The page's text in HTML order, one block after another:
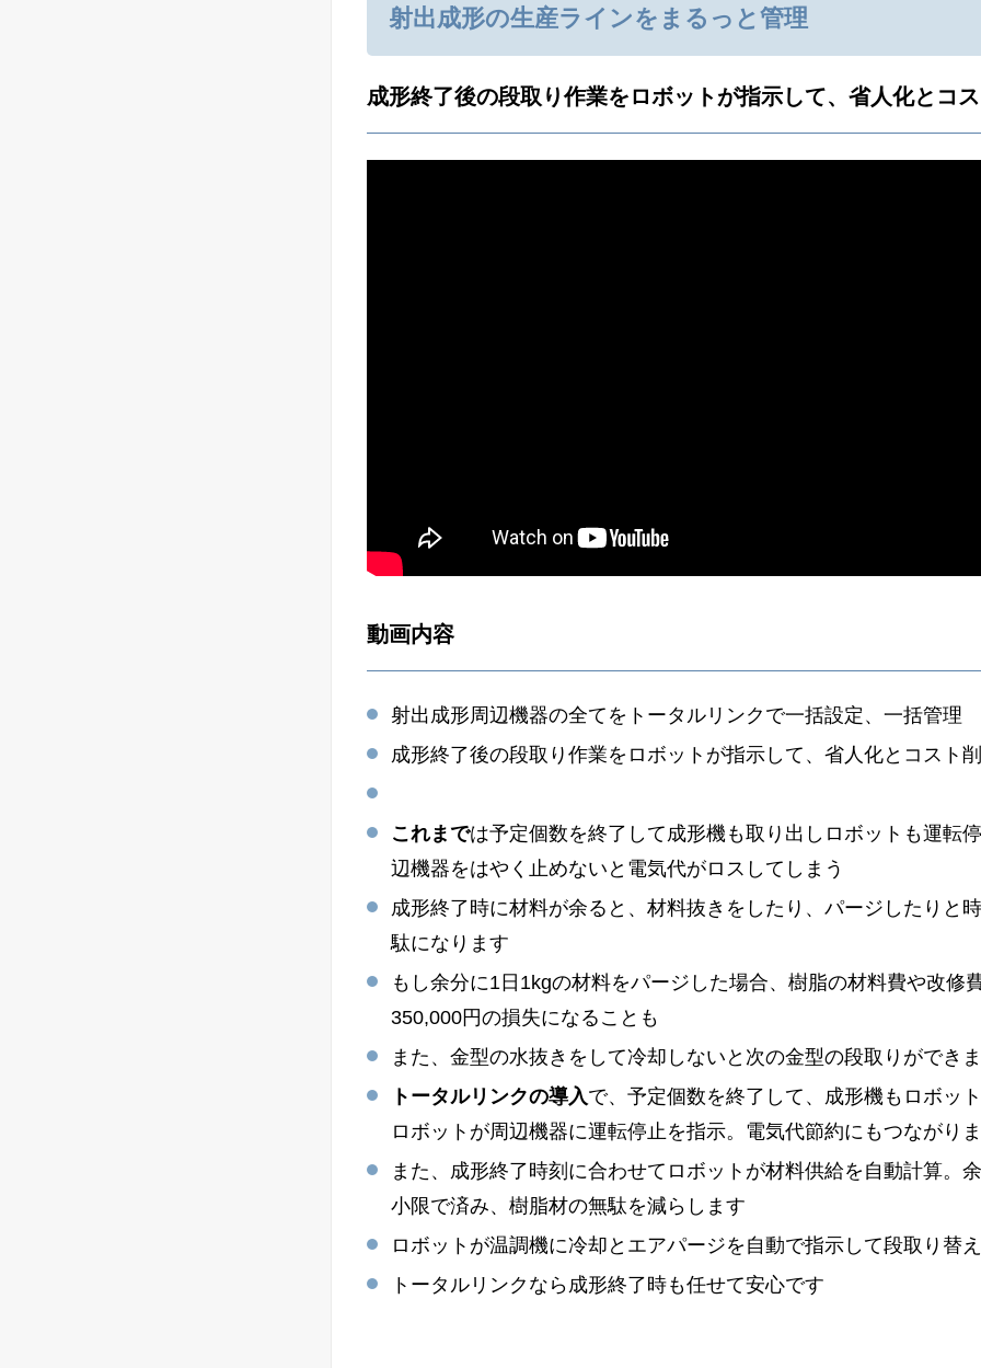
射出成形の生産ラインをまるっと管理
成形終了後の段取り作業をロボットが指示して、省人化とコ
動画内容
射出成形周辺機器の全てをトータルリンクで一括設定、一括管理
成形終了後の段取り作業をロボットが指示して、省人化とコスト
これまでは予定個数を終了して成形機も取り出しロボットも運転
辺機器をはやく止めないと電気代がロスしてしまう
成形終了時に材料が余ると、材料抜きをしたり、パージしたりと
駄になります
もし余分に1日1kgの材料をパージした場合、樹脂の材料費や改修
350,000円の損失になることも
また、金型の水抜きをして冷却しないと次の金型の段取りができ
トータルリンクの導入で、予定個数を終了して、成形機もロボッ
ロボットが周辺機器に運転停止を指示。電気代節約にもつながり
また、成形終了時刻に合わせてロボットが材料供給を自動計算。
小限で済み、樹脂材の無駄を減らします
ロボットが温調機に冷却とエアパージを自動で指示して段取り替
トータルリンクなら成形終了時も任せて安心です